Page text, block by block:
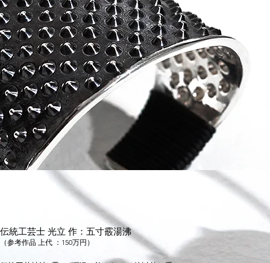
伝統工芸士 光立 作：五寸霰湯沸
（参考作品 上代 ：150万円）